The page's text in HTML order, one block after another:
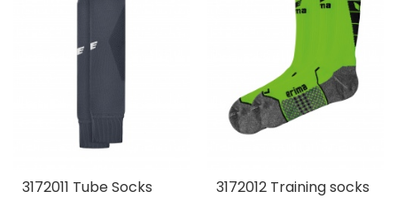
3172011 Tube Socks
3172012 Training socks